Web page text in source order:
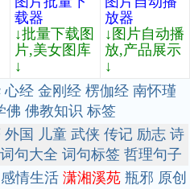
载器
↓批量下载图
片,美女图库
↓
放器
↓图片自动播
放,产品展示
↓
心经 金刚经 楞伽经 南怀瑾
佛 佛教知识 标签
外国 儿童 武侠 传记 励志 诗
词句大全 词句标签 哲理句子
感情生活 潇湘溪苑 瓶邪 原创